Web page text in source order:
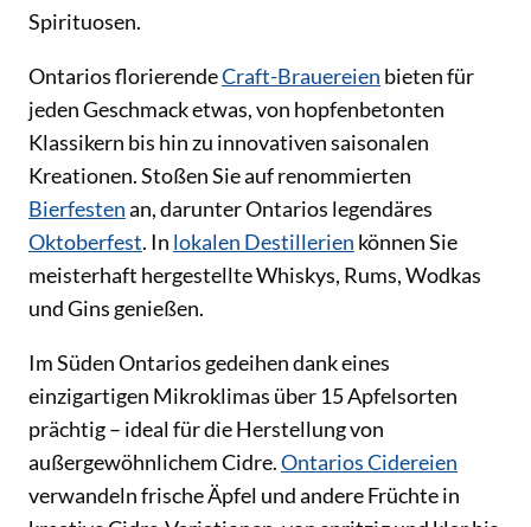
Spirituosen.
Ontarios florierendeCraft-Brauereien bieten für
jeden Geschmack etwas, von hopfenbetonten
Klassikern bis hin zu innovativen saisonalen
Kreationen. Stoßen Sie auf renommierten
Bierfestenan, darunter Ontarios legendäres
Oktoberfest. In lokalen Destillerien können Sie
meisterhaft hergestellte Whiskys, Rums, Wodkas
und Gins genießen.
Im Süden Ontarios gedeihen dank eines
einzigartigen Mikroklimas über 15 Apfelsorten
prächtig – ideal für die Herstellung von
außergewöhnlichem Cidre.Ontarios Cidereien
verwandeln frische Äpfel und andere Früchte in